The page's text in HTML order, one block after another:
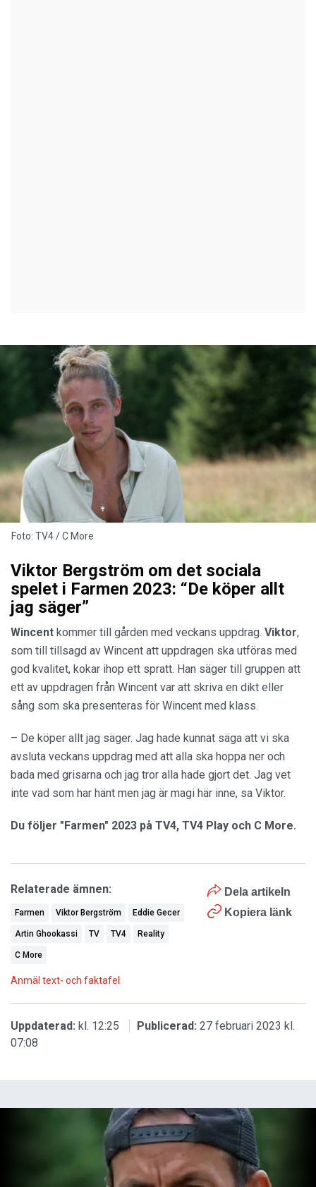
Foto: TV4 / C More
Viktor Bergström om det sociala
spelet i Farmen 2023: “De köper allt
jag säger”
Wincent kommer till gården med veckans uppdrag. Viktor,
som till tillsagd av Wincent att uppdragen ska utföras med
god kvalitet, kokar ihop ett spratt. Han säger till gruppen att
ett av uppdragen från Wincent var att skriva en dikt eller
sång som ska presenteras för Wincent med klass.
– De köper allt jag säger. Jag hade kunnat säga att vi ska
avsluta veckans uppdrag med att alla ska hoppa ner och
bada med grisarna och jag tror alla hade gjort det. Jag vet
inte vad som har hänt men jag är magi här inne, sa Viktor.
Du följer "Farmen" 2023 på TV4, TV4 Play och C More.
Dela artikeln
Kopiera länk
Relaterade ämnen:
Farmen Viktor Bergström Eddie Gecer
Artin Ghookassi TV TV4 Reality
C More
Anmäl text- och faktafel
Uppdaterad: kl. 12:25 Publicerad: 27 februari 2023 kl.
07:08